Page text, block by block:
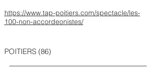
https://www.tap-poitiers.com/spectacle/les-
100-non-accordeonistes/
POITIERS (86)